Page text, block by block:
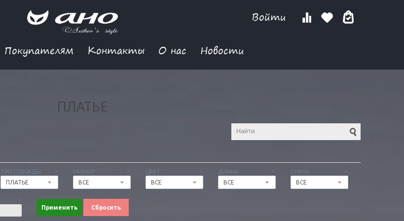
Войти
Покупателям Контакты О нас Новости
ПЛАТЬЕ
ТИП ОДЕЖДЫ
ПЛАТЬЕ
РАЗМЕР
ВСЕ
ЦВЕТ
ВСЕ
ДЛИНА
ВСЕ
СТИЛЬ
ВСЕ
Применить Сбросить